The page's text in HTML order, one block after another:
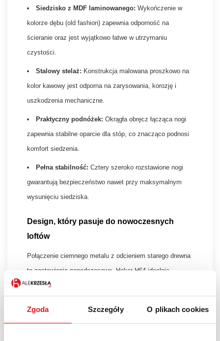
Zgoda Szczegóły O plikach cookies
Siedzisko z MDF laminowanego: Wykończenie w
kolorze dębu (old fashion) zapewnia odporność na
ścieranie oraz jest wyjątkowo łatwe w utrzymaniu
czystości.
Stalowy stelaż: Konstrukcja malowana proszkowo na
kolor kawowy jest odporna na zarysowania, korozję i
uszkodzenia mechaniczne.
Praktyczny podnóżek: Okrągła obręcz łącząca nogi
zapewnia stabilne oparcie dla stóp, co znacząco podnosi
komfort siedzenia.
Pełna stabilność: Cztery szeroko rozstawione nogi
gwarantują bezpieczeństwo nawet przy maksymalnym
wysunięciu siedziska.
Design, który pasuje do nowoczesnych
loftów
Połączenie ciemnego metalu z odcieniem starego drewna
to zestawienie ponadczasowe. Hoker H64 idealnie
komponuje się ze ścianami z cegły, betonem
mebel lekki wizualnie, który świetnie odnajdzie się